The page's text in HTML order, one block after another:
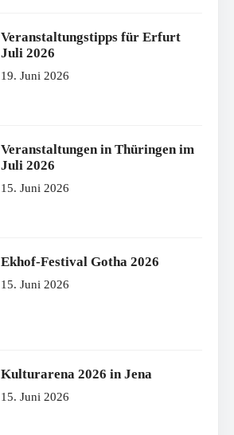
Veranstaltungstipps für Erfurt
Juli 2026
19. Juni 2026
Veranstaltungen in Thüringen im
Juli 2026
15. Juni 2026
Ekhof-Festival Gotha 2026
15. Juni 2026
Kulturarena 2026 in Jena
15. Juni 2026